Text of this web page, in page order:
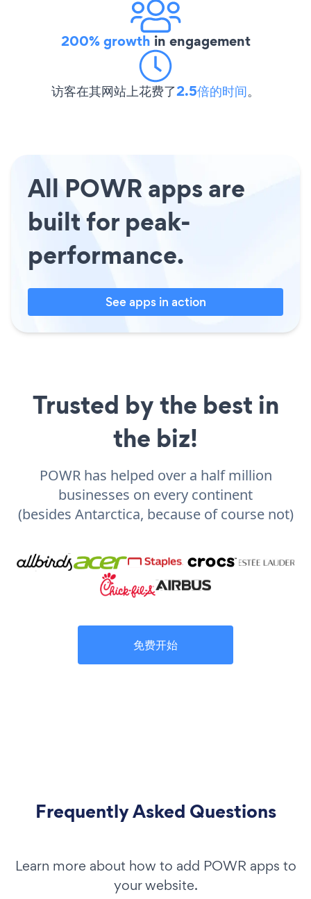
200% growth in engagement
访客在其网站上花费了2.5倍的时间。
All POWR apps are
built for peak-
performance.
See apps in action
Trusted by the best in
the biz!
POWR has helped over a half million
businesses on every continent
(besides Antarctica, because of course not)
免费开始
Frequently Asked Questions
Learn more about how to add POWR apps to
your website.